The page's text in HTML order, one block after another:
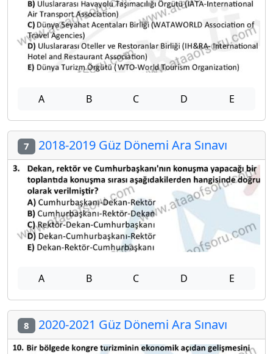
A B C D E
7 2018-2019 Güz Dönemi Ara Sınavı
A B C D E
8 2020-2021 Güz Dönemi Ara Sınavı